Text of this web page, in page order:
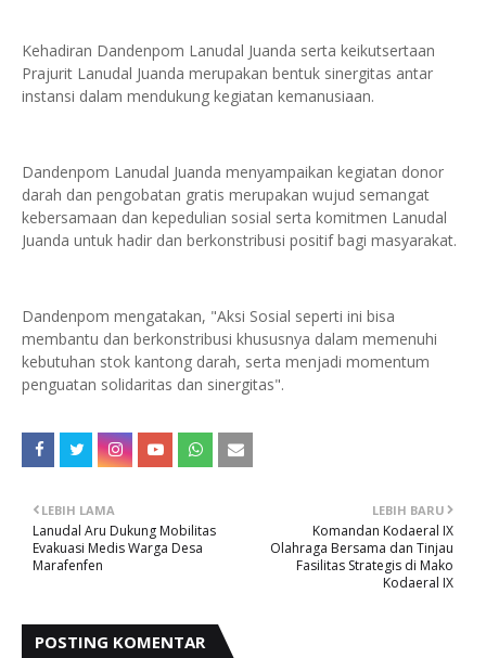
‎Kehadiran Dandenpom Lanudal Juanda serta keikutsertaan
Prajurit Lanudal Juanda merupakan bentuk sinergitas antar
instansi dalam mendukung kegiatan kemanusiaan.
‎Dandenpom Lanudal Juanda menyampaikan kegiatan donor
darah dan pengobatan gratis merupakan wujud semangat
kebersamaan dan kepedulian sosial serta komitmen Lanudal
Juanda untuk hadir dan berkonstribusi positif bagi masyarakat.
‎Dandenpom mengatakan, "Aksi Sosial seperti ini bisa
membantu dan berkonstribusi khususnya dalam memenuhi
kebutuhan stok kantong darah, serta menjadi momentum
penguatan solidaritas dan sinergitas".
LEBIH BARU
Komandan Kodaeral IX
Olahraga Bersama dan Tinjau
Fasilitas Strategis di Mako
Kodaeral IX
LEBIH LAMA
Lanudal Aru Dukung Mobilitas
Evakuasi Medis Warga Desa
Marafenfen
POSTING KOMENTAR